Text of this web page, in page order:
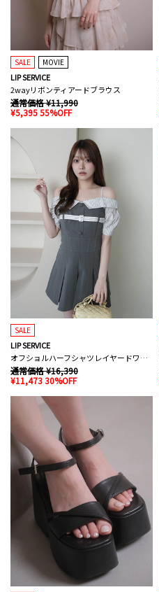
SALE MOVIE
LIP SERVICE
2wayリボンティアードブラウス
通常価格 ¥11,990
¥5,395 55%OFF
SALE
LIP SERVICE
オフショルハーフシャツレイヤードワンピース
通常価格 ¥16,390
¥11,473 30%OFF